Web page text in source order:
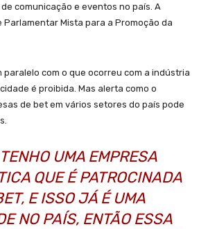
comunicação e eventos no país. A
Mista para a Promoção da
paralelo com o que ocorreu com a indústria
é proibida. Mas alerta como o
de bet em vários setores do país pode
UMA EMPRESA
QUE É PATROCINADA
E ISSO JÁ É UMA
NO PAÍS, ENTÃO ESSA